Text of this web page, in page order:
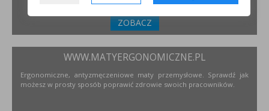
ZOBACZ
WWW.MATYERGONOMICZNE.PL
Ergonomiczne, antyzmęczeniowe maty przemysłowe. Sprawdź jak
możesz w prosty sposób poprawić zdrowie swoich pracowników.